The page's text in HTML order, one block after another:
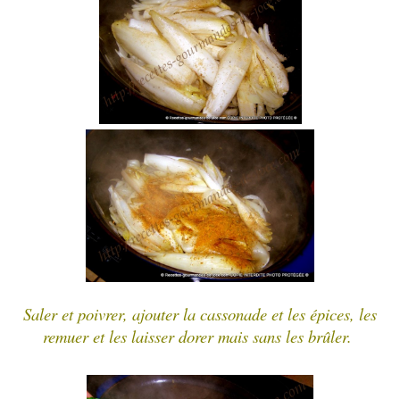
Saler et poivrer, ajouter la cassonade et les épices, les
remuer et les laisser dorer mais sans les brûler.